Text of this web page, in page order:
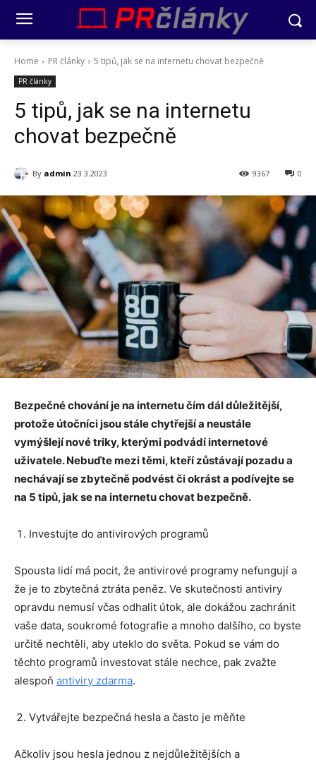
Home PR články 5 tipů, jak se na internetu chovat bezpečně
PR články
5 tipů, jak se na internetu
chovat bezpečně
By admin 23.3.2023 0
9367
Bezpečné chování je na internetu čím dál důležitější,
protože útočníci jsou stále chytřejší a neustále
vymýšlejí nové triky, kterými podvádí internetové
uživatele. Nebuďte mezi těmi, kteří zůstávají pozadu a
nechávají se zbytečně podvést či okrást a podívejte se
na 5 tipů, jak se na internetu chovat bezpečně.
Investujte do antivirových programů
Spousta lidí má pocit, že antivirové programy nefungují a
že je to zbytečná ztráta peněz. Ve skutečnosti antiviry
opravdu nemusí včas odhalit útok, ale dokážou zachránit
vaše data, soukromé fotografie a mnoho dalšího, co byste
určitě nechtěli, aby uteklo do světa. Pokud se vám do
těchto programů investovat stále nechce, pak zvažte
alespoň antiviry zdarma.
Vytvářejte bezpečná hesla a často je měňte
Ačkoliv jsou hesla jednou z nejdůležitějších a